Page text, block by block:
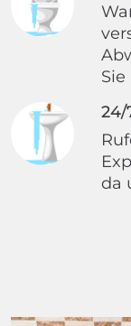
24/
da